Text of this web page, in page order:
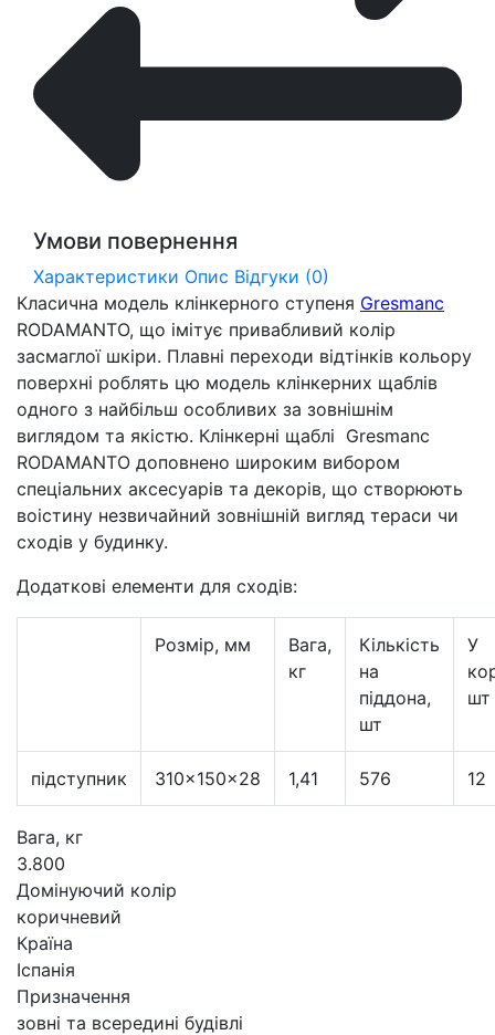
Умови повернення
Характеристики Опис Відгуки (0)
Класична модель клінкерного ступеня Gresmanc
RODAMANTO, що імітує привабливий колір
засмаглої шкіри. Плавні переходи відтінків кольору
поверхні роблять цю модель клінкерних щаблів
одного з найбільш особливих за зовнішнім
виглядом та якістю. Клінкерні щаблі Gresmanc
RODAMANTO доповнено широким вибором
спеціальних аксесуарів та декорів, що створюють
воістину незвичайний зовнішній вигляд тераси чи
сходів у будинку.
Додаткові елементи для сходів:
Розмір, мм
Вага,
кг
Кількість
на
піддона,
шт
У
шт
підступник 310×150×28 1,41 576 12
Вага, кг
3.800
Домінуючий колір
коричневий
Країна
Іспанія
Призначення
зовні та всередині будівлі